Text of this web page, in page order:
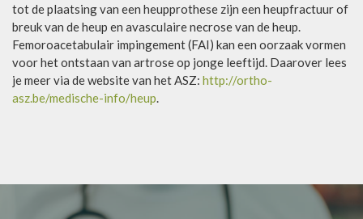
tot de plaatsing van een heupprothese zijn een heupfractuur of
breuk van de heup en avasculaire necrose van de heup.
Femoroacetabulair impingement (FAI) kan een oorzaak vormen
voor het ontstaan van artrose op jonge leeftijd. Daarover lees
je meer via de website van het ASZ: http://ortho-
asz.be/medische-info/heup.